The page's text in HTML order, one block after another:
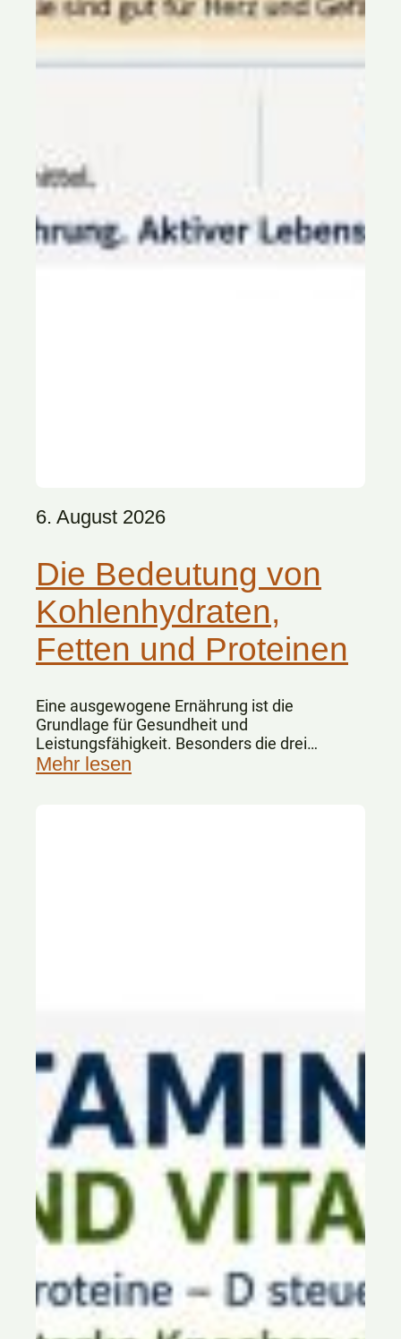
6. August 2026
Die Bedeutung von
Kohlenhydraten,
Fetten und Proteinen
Eine ausgewogene Ernährung ist die
Grundlage für Gesundheit und
Leistungsfähigkeit. Besonders die drei
Hauptnährstoffe Kohlenhydrate, Fette und
Mehr lesen